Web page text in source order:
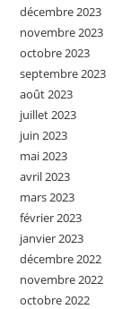
décembre 2023
novembre 2023
octobre 2023
septembre 2023
août 2023
juillet 2023
juin 2023
mai 2023
avril 2023
mars 2023
février 2023
janvier 2023
décembre 2022
novembre 2022
octobre 2022